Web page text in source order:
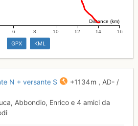
6 8 10 12 14 16
Distance (km)
GPX KML
N + versante S +1134 m , AD- /
Abbondio, Enrico e 4 amici da